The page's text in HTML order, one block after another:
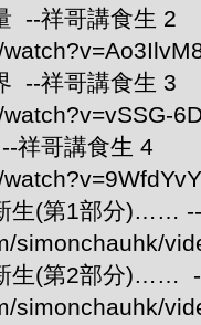
--祥哥講食生 2
--祥哥講食生 3
祥哥講食生 4
生(第1部分)……
simonchauhk/
生(第2部分)……
simonchauhk/